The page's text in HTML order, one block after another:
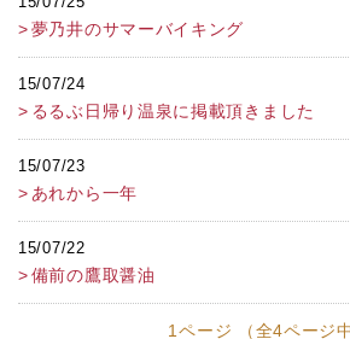
夢乃井のサマーバイキング
15/07/24
るるぶ日帰り温泉に掲載頂きました
15/07/23
あれから一年
15/07/22
備前の鷹取醤油
1ページ （全4ページ中